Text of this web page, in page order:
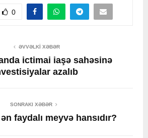
0
ƏVVƏLKI XƏBƏR
ictimai iaşə sahəsinə
azalıb
SONRAKI XƏBƏR
faydalı meyvə hansıdır?